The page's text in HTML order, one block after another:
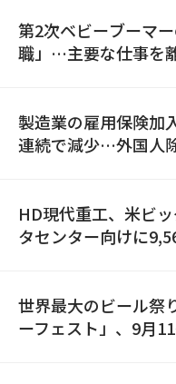
第2次ベビーブーマ
職」…主要な仕事を
製造業の雇用保険加
連続で減少…外国人
HD現代重工、米ビ
タセンター向けに
世界最大のビール祭
ーフェスト」、9月